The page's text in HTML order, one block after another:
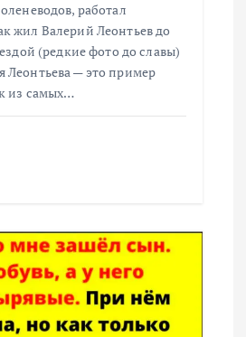
работал
жил Валерий Леонтьев до
(редкие фото до славы)
Леонтьева — это пример
из самых…